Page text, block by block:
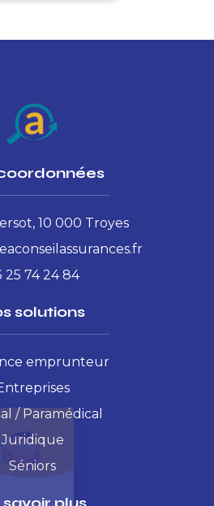
10 000 Troyes
25 74 24 84
solutions
emprunteur
/ Paramédical
Juridique
Séniors
savoir plus